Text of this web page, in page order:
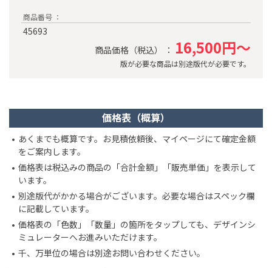
商品番号 ：
45693
商品価格（税込） ： 16,500円～
版が必要な商品は別途版代が必要です。
価格表（概算）
あくまでも概算です。お見積依頼後、マイページにて確定金額
をご案内します。
価格表は税込みの商品の「合計金額」「販売単価」を表示して
います。
別途版代がかかる場合がございます。必要な場合はスペック欄
に記載しています。
価格表の「色数」「数量」の箇所をタップしても、デザインシ
ミュレーターへお進みいただけます。
千、万単位の場合は別途お問い合わせください。